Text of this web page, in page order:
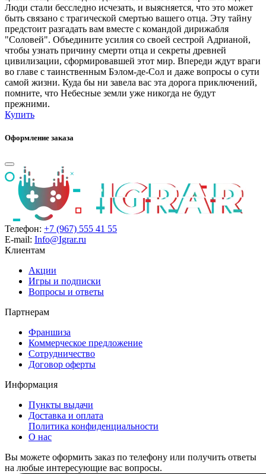
Люди стали бесследно исчезать, и выясняется, что это может
быть связано с трагической смертью вашего отца. Эту тайну
предстоит разгадать вам вместе с командой дирижабля
"Соловей". Объедините усилия со своей сестрой Адрианой,
чтобы узнать причину смерти отца и секреты древней
цивилизации, сформировавшей этот мир. Впереди ждут враги
во главе с таинственным Бэлом-де-Сол и даже вопросы о сути
самой жизни. Куда бы ни завела вас эта дорога приключений,
помните, что Небесные земли уже никогда не будут
прежними.
Купить
Оформление заказа
Телефон: +7 (967) 555 41 55
E-mail: Info@Igrar.ru
Клиентам
Акции
Игры и подписки
Вопросы и ответы
Партнерам
Франшиза
Коммерческое предложение
Сотрудничество
Договор оферты
Информация
Пункты выдачи
Доставка и оплата
Политика конфиденциальности
О нас
Вы можете оформить заказ по телефону или получить ответы
на любые интересующие вас вопросы.